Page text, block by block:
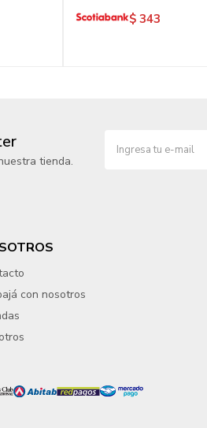
$ 343
tienda.
con nosotros